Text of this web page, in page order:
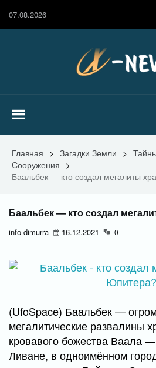
07.08.2026
Главная > Загадки Земли >
Сооружения >
Баальбек — кто создал мегалиты
Баальбек — кто создал
info-dimurra 16.12.2021 0
(UfoSpace) Баальбек —
мегалитические развалины
кровавого божества Ваала
Ливане, в одноимённом